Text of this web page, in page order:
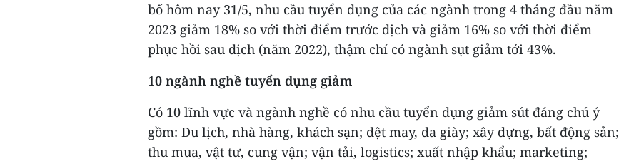
bố hôm nay 31/5, nhu cầu tuyển dụng của các ngành trong 4 tháng đầu năm
2023 giảm 18% so với thời điểm trước dịch và giảm 16% so với thời điểm
phục hồi sau dịch (năm 2022), thậm chí có ngành sụt giảm tới 43%.
10 ngành nghề tuyển dụng giảm
Có 10 lĩnh vực và ngành nghề có nhu cầu tuyển dụng giảm sút đáng chú ý
gồm: Du lịch, nhà hàng, khách sạn; dệt may, da giày; xây dựng, bất động sản;
thu mua, vật tư, cung vận; vận tải, logistics; xuất nhập khẩu; marketing;